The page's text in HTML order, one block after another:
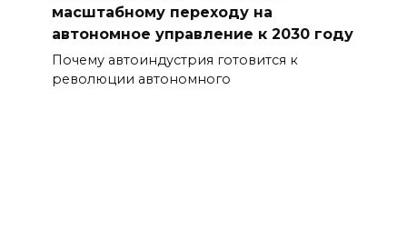
масштабному переходу на
автономное управление к 2030 году
Почему автоиндустрия готовится к
революции автономного